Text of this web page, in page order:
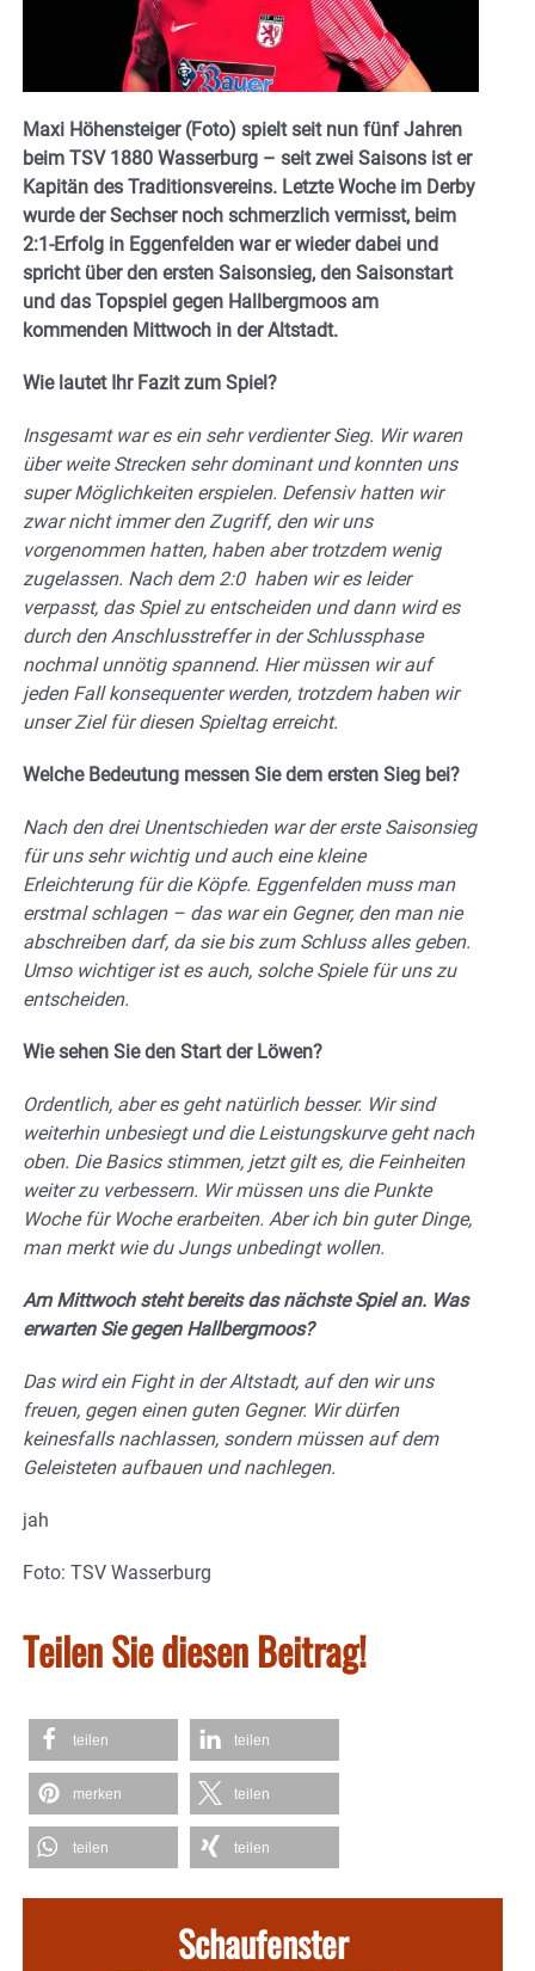
Maxi Höhensteiger (Foto) spielt seit nun fünf Jahren
beim TSV 1880 Wasserburg – seit zwei Saisons ist er
Kapitän des Traditionsvereins. Letzte Woche im Derby
wurde der Sechser noch schmerzlich vermisst, beim
2:1-Erfolg in Eggenfelden war er wieder dabei und
spricht über den ersten Saisonsieg, den Saisonstart
und das Topspiel gegen Hallbergmoos am
kommenden Mittwoch in der Altstadt.
Wie lautet Ihr Fazit zum Spiel?
Insgesamt war es ein sehr verdienter Sieg. Wir waren
über weite Strecken sehr dominant und konnten uns
super Möglichkeiten erspielen. Defensiv hatten wir
zwar nicht immer den Zugriff, den wir uns
vorgenommen hatten, haben aber trotzdem wenig
zugelassen. Nach dem 2:0 haben wir es leider
verpasst, das Spiel zu entscheiden und dann wird es
durch den Anschlusstreffer in der Schlussphase
nochmal unnötig spannend. Hier müssen wir auf
jeden Fall konsequenter werden, trotzdem haben wir
unser Ziel für diesen Spieltag erreicht.
Welche Bedeutung messen Sie dem ersten Sieg bei?
Nach den drei Unentschieden war der erste Saisonsieg
für uns sehr wichtig und auch eine kleine
Erleichterung für die Köpfe. Eggenfelden muss man
erstmal schlagen – das war ein Gegner, den man nie
abschreiben darf, da sie bis zum Schluss alles geben.
Umso wichtiger ist es auch, solche Spiele für uns zu
entscheiden.
Wie sehen Sie den Start der Löwen?
Ordentlich, aber es geht natürlich besser. Wir sind
weiterhin unbesiegt und die Leistungskurve geht nach
oben. Die Basics stimmen, jetzt gilt es, die Feinheiten
weiter zu verbessern. Wir müssen uns die Punkte
Woche für Woche erarbeiten. Aber ich bin guter Dinge,
man merkt wie du Jungs unbedingt wollen.
Am Mittwoch steht bereits das nächste Spiel an. Was
erwarten Sie gegen Hallbergmoos?
Das wird ein Fight in der Altstadt, auf den wir uns
freuen, gegen einen guten Gegner. Wir dürfen
keinesfalls nachlassen, sondern müssen auf dem
Geleisteten aufbauen und nachlegen.
jah
Foto: TSV Wasserburg
Teilen Sie diesen Beitrag!
teilen teilen
merken teilen
teilen teilen
Schaufenster